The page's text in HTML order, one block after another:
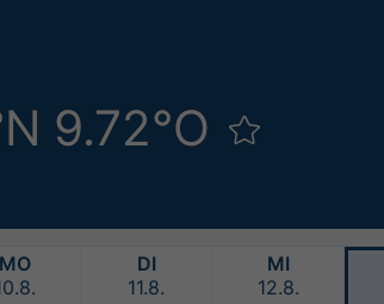
9.72°O
MO
DI
11.8.
MI
12.8.